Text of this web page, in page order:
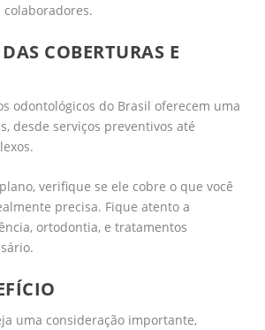
COBERTURAS E
odontológicos do Brasil oferecem uma
desde serviços preventivos até
verifique se ele cobre o que você
precisa. Fique atento a
ortodontia, e tratamentos
uma consideração importante,